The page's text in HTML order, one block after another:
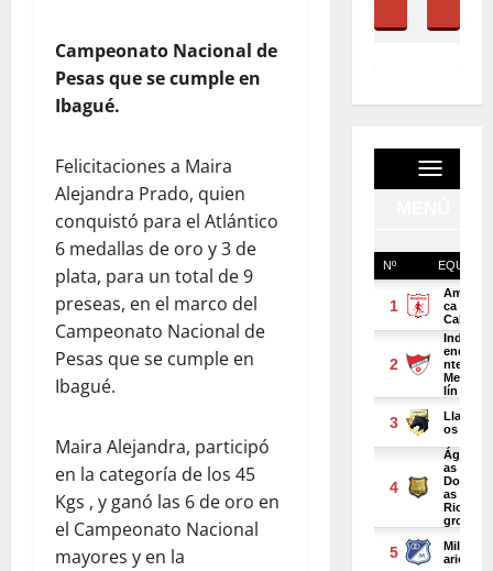
Campeonato Nacional de
Pesas que se cumple en
Ibagué.
Felicitaciones a Maira
Alejandra Prado, quien
conquistó para el Atlántico
6 medallas de oro y 3 de
plata, para un total de 9
preseas, en el marco del
Campeonato Nacional de
Pesas que se cumple en
Ibagué.
Maira Alejandra, participó
en la categoría de los 45
Kgs , y ganó las 6 de oro en
el Campeonato Nacional
mayores y en la